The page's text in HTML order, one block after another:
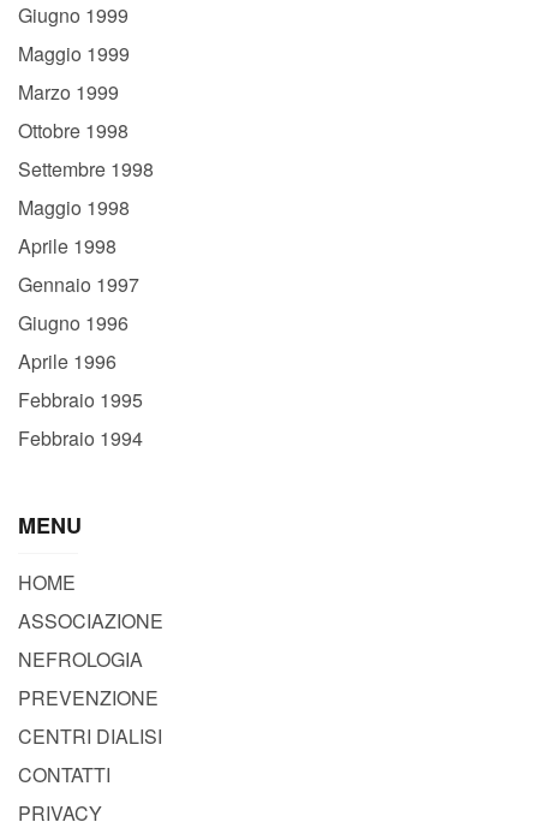
Giugno 1999
Maggio 1999
Marzo 1999
Ottobre 1998
Settembre 1998
Maggio 1998
Aprile 1998
Gennaio 1997
Giugno 1996
Aprile 1996
Febbraio 1995
Febbraio 1994
MENU
HOME
ASSOCIAZIONE
NEFROLOGIA
PREVENZIONE
CENTRI DIALISI
CONTATTI
PRIVACY